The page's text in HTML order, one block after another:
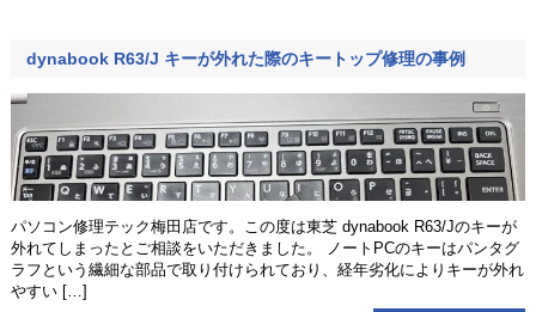
dynabook R63/J キーが外れた際のキートップ修理の事例
パソコン修理テック梅田店です。この度は東芝 dynabook R63/Jのキーが
外れてしまったとご相談をいただきました。 ノートPCのキーはパンタグ
ラフという繊細な部品で取り付けられており、経年劣化によりキーが外れ
やすい […]